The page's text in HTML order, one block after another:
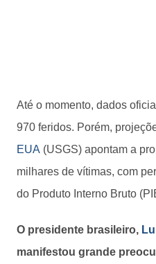
Até o momento, dados
970 feridos. Porém,
EUA (USGS) apontam a
milhares de vítimas, com
do Produto Interno Bruto
O presidente brasileiro,
manifestou grande